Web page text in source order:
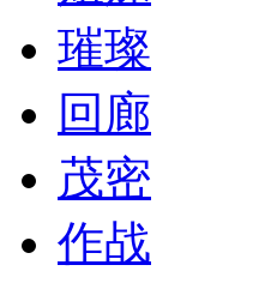
璀璨
回廊
茂密
作战